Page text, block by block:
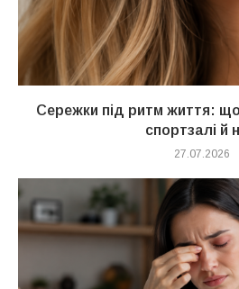
Сережки під ритм життя:
спортзалі й
27.07.2026